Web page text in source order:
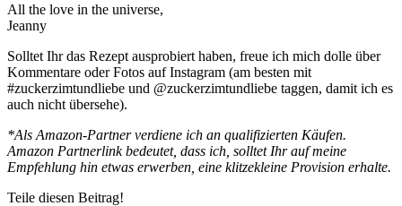
All the love in the universe,
Jeanny
Solltet Ihr das Rezept ausprobiert haben, freue ich mich dolle über
Kommentare oder Fotos auf Instagram (am besten mit
#zuckerzimtundliebe und @zuckerzimtundliebe taggen, damit ich es
auch nicht übersehe).
*Als Amazon-Partner verdiene ich an qualifizierten Käufen.
Amazon Partnerlink bedeutet, dass ich, solltet Ihr auf meine
Empfehlung hin etwas erwerben, eine klitzekleine Provision erhalte.
Teile diesen Beitrag!